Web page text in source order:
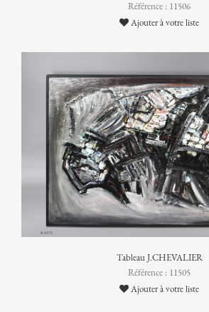
Référence : 11506
Ajouter à votre liste
Tableau J.CHEVALIER
Référence : 11505
Ajouter à votre liste